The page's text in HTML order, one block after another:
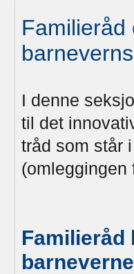
Familieråd
I denne
til det
tråd som står
(omleggingen
Familieråd